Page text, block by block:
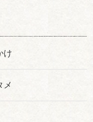
け
メ